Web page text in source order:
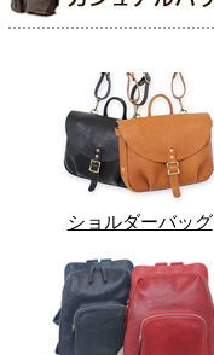
ショルダーバッグ